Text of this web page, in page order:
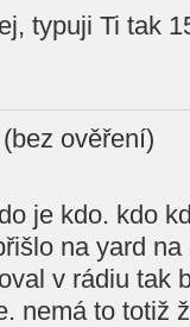
typuji Ti tak
ověření)
je kdo. kdo
na yard
v rádiu tak
nemá to totiž